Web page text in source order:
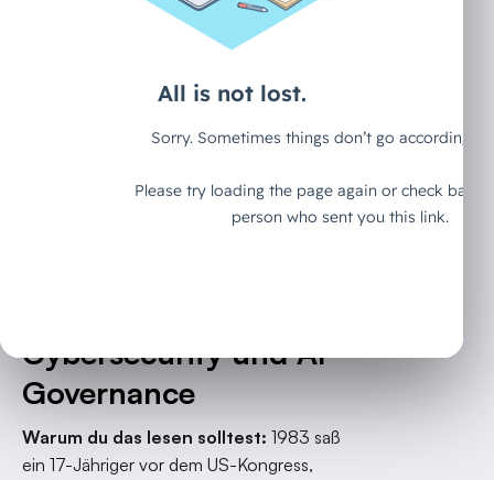
die spielen
wollen“ - Die
414s von 1983
Cybersecurity und AI
Governance
Warum du das lesen solltest: 1983 saß
ein 17-Jähriger vor dem US-Kongress,